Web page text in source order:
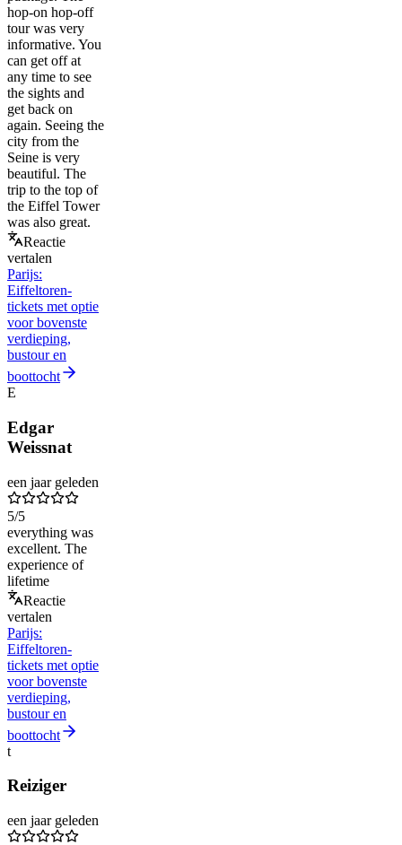
hop-on hop-off
tour was very
informative. You
can get off at
any time to see
the sights and
get back on
again. Seeing the
city from the
Seine is very
beautiful. The
trip to the top of
the Eiffel Tower
was also great.
Reactie
vertalen
Parijs:
Eiffeltoren-
tickets met optie
voor bovenste
verdieping,
bustour en
boottocht
E
Edgar
Weissnat
een jaar geleden
5/5
everything was
excellent. The
experience of
lifetime
Reactie
vertalen
Parijs:
Eiffeltoren-
tickets met optie
voor bovenste
verdieping,
bustour en
boottocht
t
Reiziger
een jaar geleden